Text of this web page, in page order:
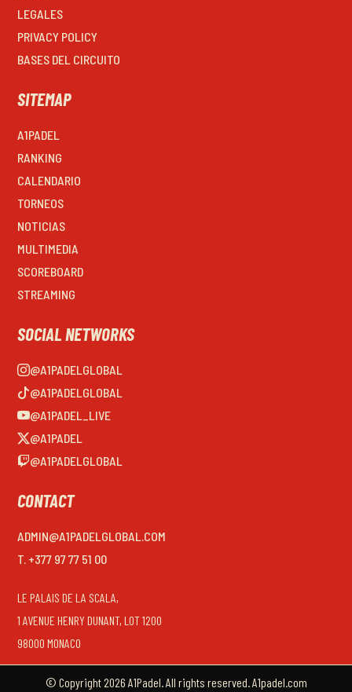
LEGALES
PRIVACY POLICY
BASES DEL CIRCUITO
SITEMAP
A1PADEL
RANKING
CALENDARIO
TORNEOS
NOTICIAS
MULTIMEDIA
SCOREBOARD
STREAMING
SOCIAL NETWORKS
@A1PADELGLOBAL
@A1PADELGLOBAL
@A1PADEL_LIVE
@A1PADEL
@A1PADELGLOBAL
CONTACT
ADMIN@A1PADELGLOBAL.COM
T. +377 97 77 51 00
LE PALAIS DE LA SCALA,
1 AVENUE HENRY DUNANT, LOT 1200
98000 MONACO
© Copyright 2026 A1Padel. All rights reserved. A1padel.com